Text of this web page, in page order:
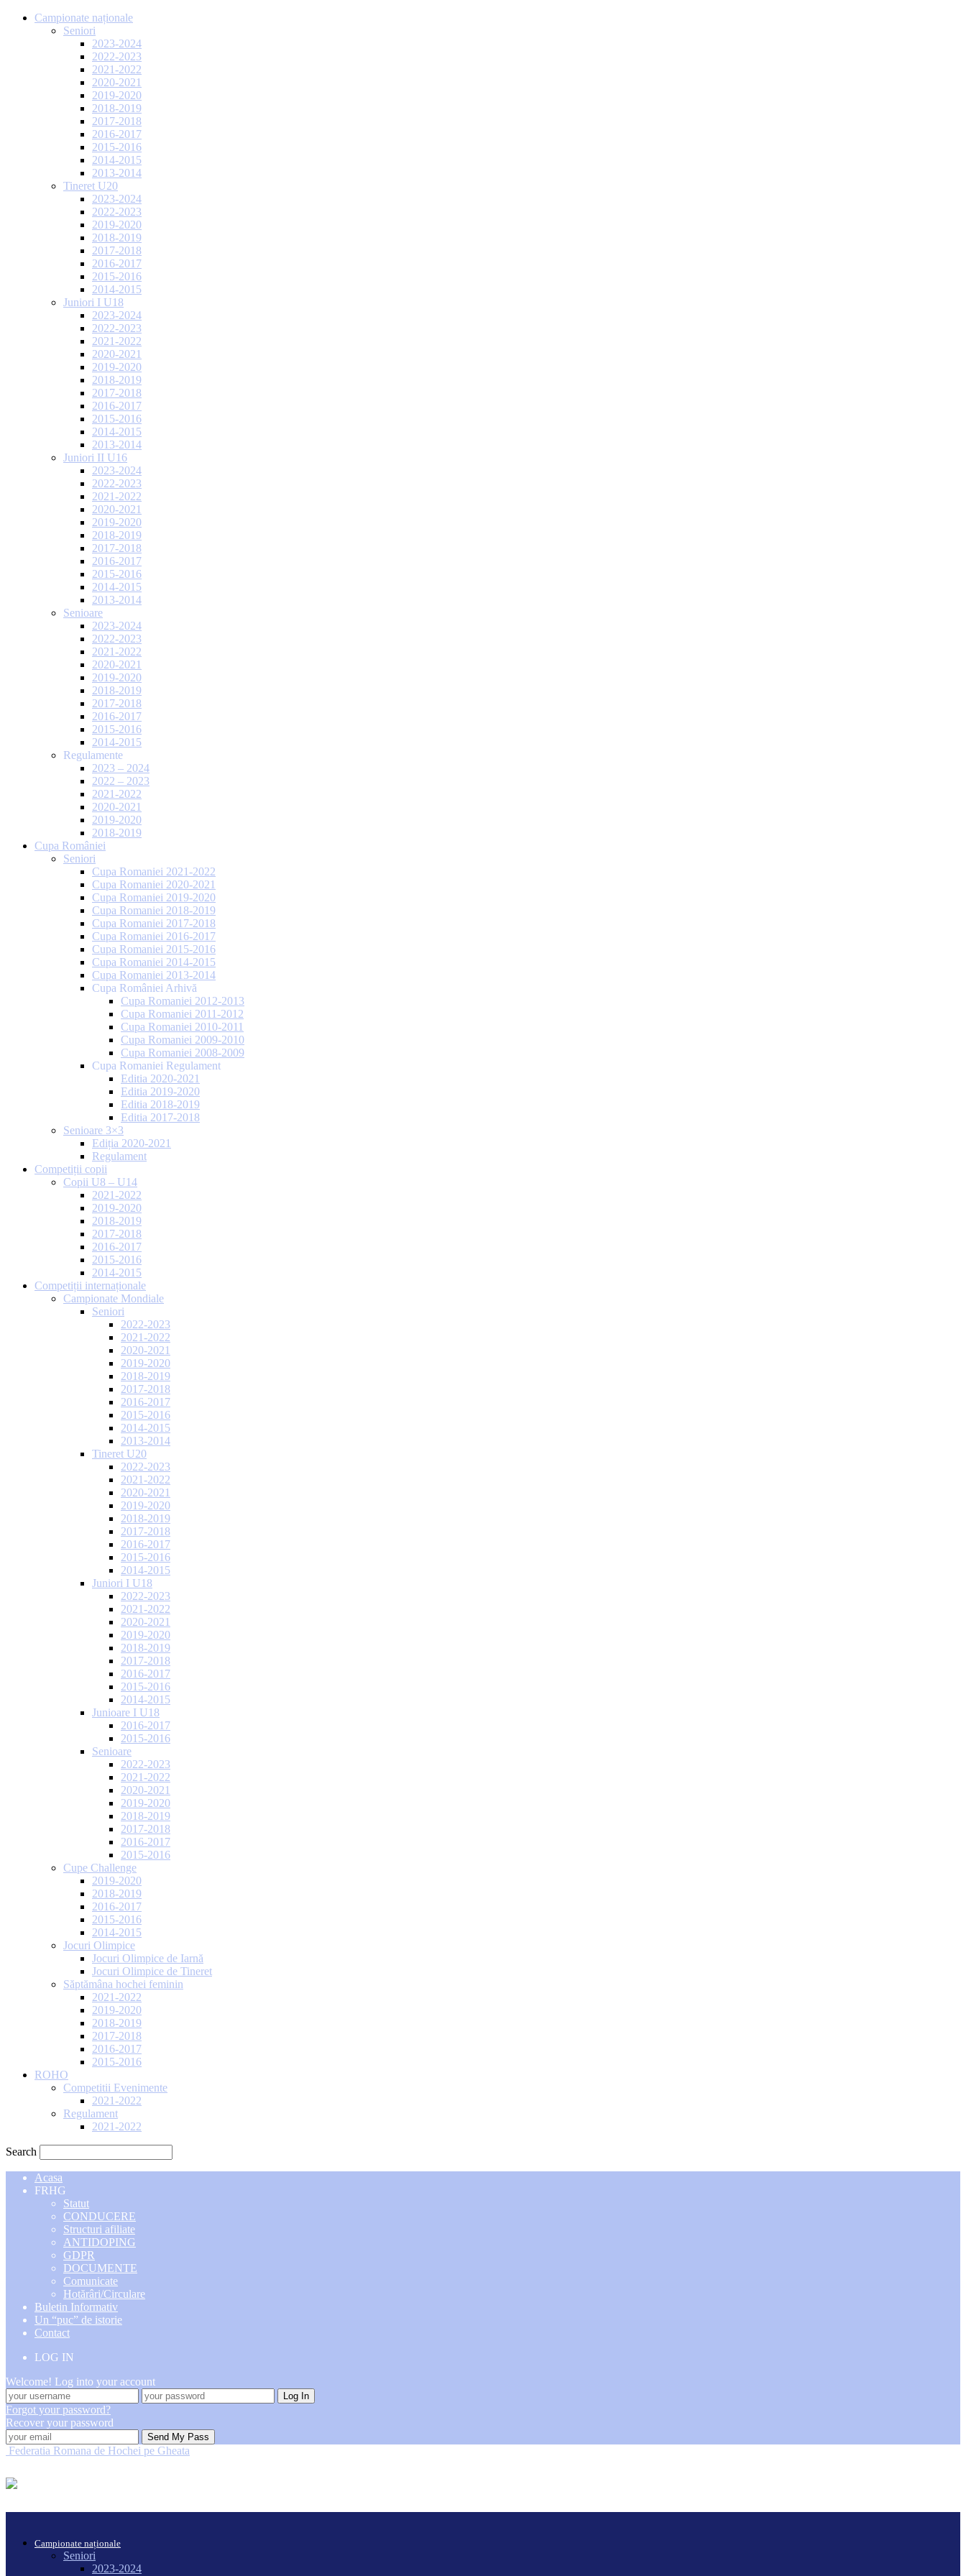
Campionate naționale
Seniori
2023-2024
2022-2023
2021-2022
2020-2021
2019-2020
2018-2019
2017-2018
2016-2017
2015-2016
2014-2015
2013-2014
Tineret U20
2023-2024
2022-2023
2019-2020
2018-2019
2017-2018
2016-2017
2015-2016
2014-2015
Juniori I U18
2023-2024
2022-2023
2021-2022
2020-2021
2019-2020
2018-2019
2017-2018
2016-2017
2015-2016
2014-2015
2013-2014
Juniori II U16
2023-2024
2022-2023
2021-2022
2020-2021
2019-2020
2018-2019
2017-2018
2016-2017
2015-2016
2014-2015
2013-2014
Senioare
2023-2024
2022-2023
2021-2022
2020-2021
2019-2020
2018-2019
2017-2018
2016-2017
2015-2016
2014-2015
Regulamente
2023 – 2024
2022 – 2023
2021-2022
2020-2021
2019-2020
2018-2019
Cupa României
Seniori
Cupa Romaniei 2021-2022
Cupa Romaniei 2020-2021
Cupa Romaniei 2019-2020
Cupa Romaniei 2018-2019
Cupa Romaniei 2017-2018
Cupa Romaniei 2016-2017
Cupa Romaniei 2015-2016
Cupa Romaniei 2014-2015
Cupa Romaniei 2013-2014
Cupa României Arhivă
Cupa Romaniei 2012-2013
Cupa Romaniei 2011-2012
Cupa Romaniei 2010-2011
Cupa Romaniei 2009-2010
Cupa Romaniei 2008-2009
Cupa Romaniei Regulament
Editia 2020-2021
Editia 2019-2020
Editia 2018-2019
Editia 2017-2018
Senioare 3×3
Ediția 2020-2021
Regulament
Competiții copii
Copii U8 – U14
2021-2022
2019-2020
2018-2019
2017-2018
2016-2017
2015-2016
2014-2015
Competiții internaționale
Campionate Mondiale
Seniori
2022-2023
2021-2022
2020-2021
2019-2020
2018-2019
2017-2018
2016-2017
2015-2016
2014-2015
2013-2014
Tineret U20
2022-2023
2021-2022
2020-2021
2019-2020
2018-2019
2017-2018
2016-2017
2015-2016
2014-2015
Juniori I U18
2022-2023
2021-2022
2020-2021
2019-2020
2018-2019
2017-2018
2016-2017
2015-2016
2014-2015
Junioare I U18
2016-2017
2015-2016
Senioare
2022-2023
2021-2022
2020-2021
2019-2020
2018-2019
2017-2018
2016-2017
2015-2016
Cupe Challenge
2019-2020
2018-2019
2016-2017
2015-2016
2014-2015
Jocuri Olimpice
Jocuri Olimpice de Iarnă
Jocuri Olimpice de Tineret
Săptămâna hochei feminin
2021-2022
2019-2020
2018-2019
2017-2018
2016-2017
2015-2016
ROHO
Competitii Evenimente
2021-2022
Regulament
2021-2022
Search
Acasa
FRHG
Statut
CONDUCERE
Structuri afiliate
ANTIDOPING
GDPR
DOCUMENTE
Comunicate
Hotărâri/Circulare
Buletin Informativ
Un “puc” de istorie
Contact
LOG IN
Welcome! Log into your account
Forgot your password?
Recover your password
Federatia Romana de Hochei pe Gheata
Campionate naționale
Seniori
2023-2024